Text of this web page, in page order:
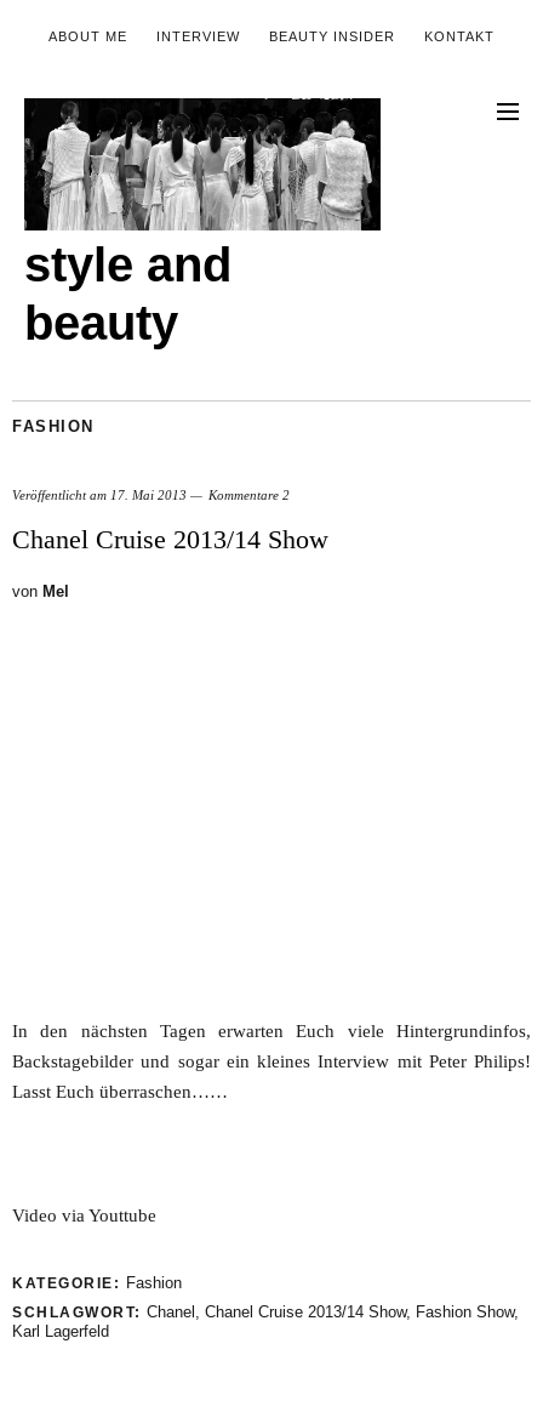
ABOUT ME INTERVIEW BEAUTY INSIDER KONTAKT
style and
beauty
FASHION
Veröffentlicht am 17. Mai 2013 Kommentare 2
Chanel Cruise 2013/14 Show
von Mel
In den nächsten Tagen erwarten Euch viele Hintergrundinfos,
Backstagebilder und sogar ein kleines Interview mit Peter Philips!
Lasst Euch überraschen……
Video via Youttube
KATEGORIE: Fashion
SCHLAGWORT: Chanel Chanel Cruise 2013/14 Show, Fashion Show,
Karl Lagerfeld